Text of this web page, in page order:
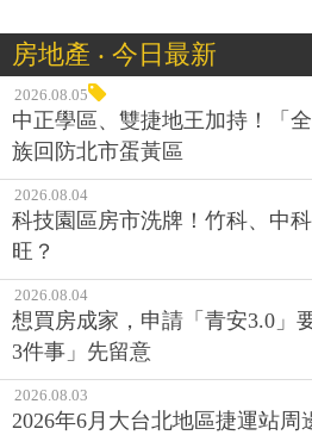
房地產 ‧ 今日最新
2026.08.05
中正學區、雙捷地王加持！「
族回防北市蛋黃區
2026.08.04
科技園區房市洗牌！竹科、中
旺？
2026.08.04
想買房成家，申請「青安3.0」
3件事」先留意
2026.08.03
2026年6月大台北地區捷運站周